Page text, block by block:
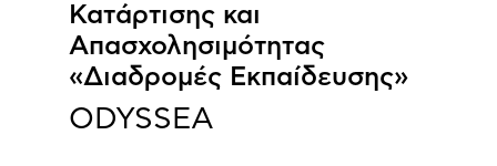
Κατάρτισης και
Απασχολησιμότητας
«Διαδρομές Εκπαίδευσης»
ODYSSEA